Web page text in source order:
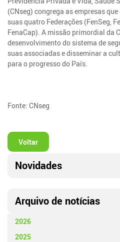
(CNseg) congrega as empresas
suas quatro Federações (FenSeg,
FenaCap). A missão primordial da
desenvolvimento do sistema de
suas associadas e disseminar a
para o progresso do País.
Fonte: CNseg
Voltar
Novidades
Arquivo de notícias
2026
2025